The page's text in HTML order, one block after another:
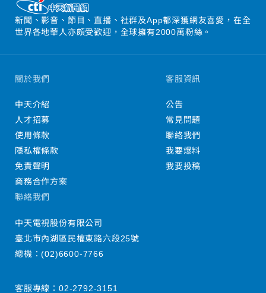
新聞、影音、節目、直播、社群及App都深獲網友喜愛，在全
世界各地華人亦頗受歡迎，全球擁有2000萬粉絲。
關於我們
中天介紹
人才招募
使用條款
隱私權條款
免責聲明
商務合作方案
客服資訊
公告
常見問題
聯絡我們
我要爆料
我要投稿
聯絡我們
中天電視股份有限公司
臺北市內湖區民權東路六段25號
總機：(02)6600-7766
客服專線： 02-2792-3151